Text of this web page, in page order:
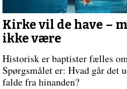
indlæg:
BaptistID
–
Hvem
’vi’?
Kirke vil de have –
ikke være
Historisk er baptister fælles
Spørgsmålet er: Hvad går det
falde fra hinanden?